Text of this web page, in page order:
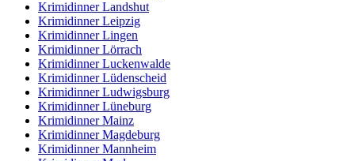
Krimidinner Landshut
Krimidinner Leipzig
Krimidinner Lingen
Krimidinner Lörrach
Krimidinner Luckenwalde
Krimidinner Lüdenscheid
Krimidinner Ludwigsburg
Krimidinner Lüneburg
Krimidinner Mainz
Krimidinner Magdeburg
Krimidinner Mannheim